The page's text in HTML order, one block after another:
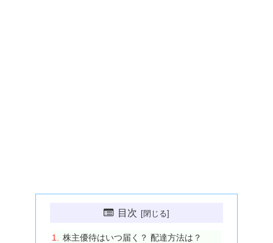
目次
株主優待はいつ届く？ 配達方法は？